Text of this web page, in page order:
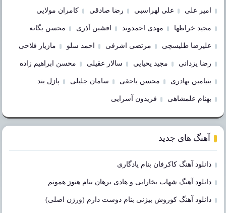
امیر علی علی لهراسبی رضا صادقی کامران مولایی
مجید خراطها مهدی احمدوند افشین آذری محسن یگانه
علیرضا طلیسچی مرتضی اشرفی احمد سلو مازیار فلاحی
رضا یزدانی مجید یحیایی سالار عقیلی محسن ابراهیم زاده
بنیامین بهادری محسن یاحقی سامان جلیلی پازل بند
بهنام علمشاهی فریدون آسرایی
آهنگ های جدید
دانلود آهنگ کاکرفان بنام یادگاری
دانلود آهنگ شهاب بخارایی و هادی برهان بنام هنوز همونم
دانلود آهنگ کوروش بیژنی بنام دوست دارم (ورژن اصلی)